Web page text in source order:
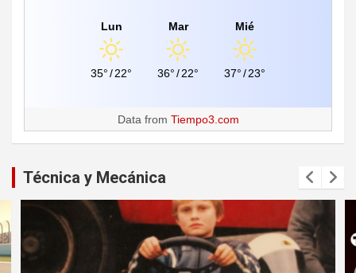
Lun
35°/22°
Mar
36°/22°
Mié
37°/23°
Data from Tiempo3.com
Técnica y Mecánica